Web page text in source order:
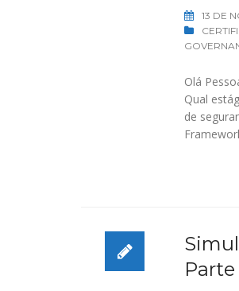
13 DE
Olá
Qual
de
Parte